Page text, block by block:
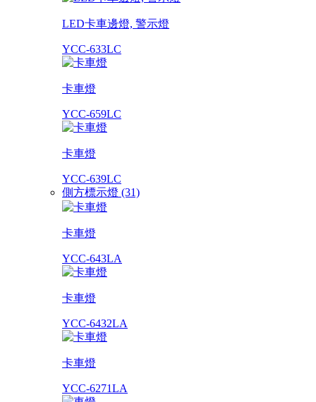
LED卡車邊燈, 警示燈
YCC-633LC
卡車燈
YCC-659LC
卡車燈
YCC-639LC
側方標示燈 (31)
卡車燈
YCC-643LA
卡車燈
YCC-6432LA
卡車燈
YCC-6271LA